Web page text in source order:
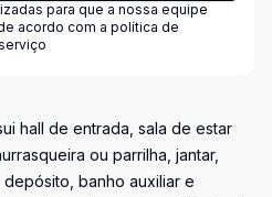
para que a nossa equipe
acordo com a política de
hall de entrada, sala de estar
ou parrilha, jantar,
banho auxiliar e